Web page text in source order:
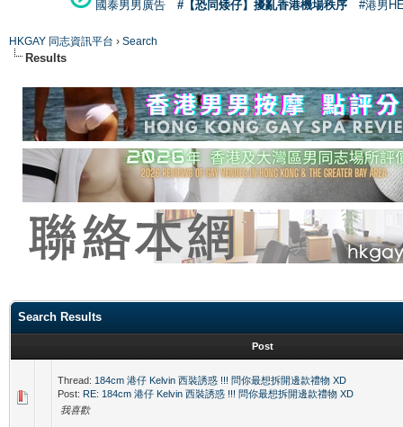
國泰男男廣告
#【恐同矮仔】擾亂香港機場秩序 #港男
HKGAY 同志資訊平台 › Search
Results
Search Results
Post
Thread: 184cm 港仔 Kelvin 西裝誘惑 !!! 問你最想拆開邊款禮物 XD
Post: RE: 184cm 港仔 Kelvin 西裝誘惑 !!! 問你最想拆開邊款禮物 XD
我喜歡